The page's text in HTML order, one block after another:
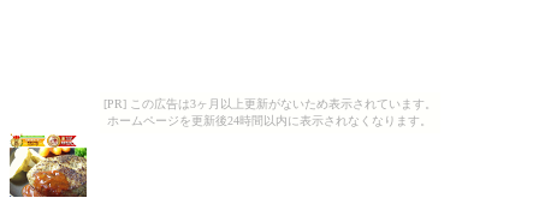
[PR] この広告は3ヶ月以上更新がないため表示されています。
ホームページを更新後24時間以内に表示されなくなります。